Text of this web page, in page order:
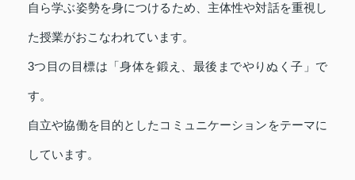
自ら学ぶ姿勢を身につけるため、主体性や対話を重視し
た授業がおこなわれています。
3つ目の目標は「身体を鍛え、最後までやりぬく子」で
す。
自立や協働を目的としたコミュニケーションをテーマに
しています。